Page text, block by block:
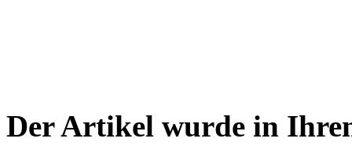
Der Artikel wurde in